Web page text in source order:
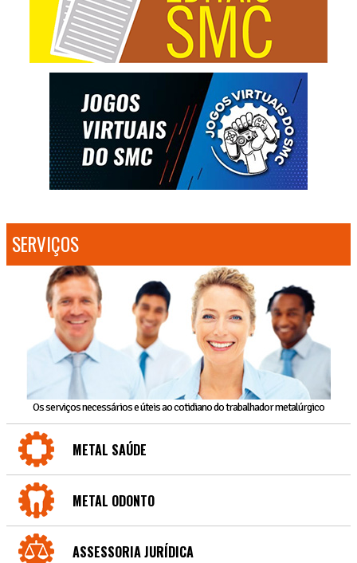
SERVIÇOS
Os serviços necessários e úteis ao cotidiano do trabalhador metalúrgico
METAL SAÚDE
METAL ODONTO
ASSESSORIA JURÍDICA